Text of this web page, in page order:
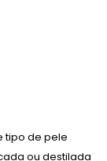
tipo de pele
ou destilada